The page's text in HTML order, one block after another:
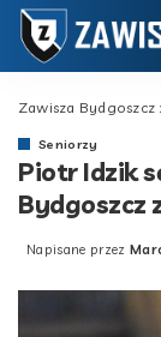
Zawisza Bydgoszcz
Seniorzy
Piotr Idzik
Bydgoszcz
Posted
Napisane przez